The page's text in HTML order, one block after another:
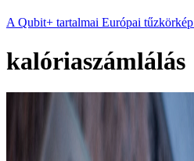
A Qubit+ tartalmai Európai tűzkörkép
kalóriaszámlálás